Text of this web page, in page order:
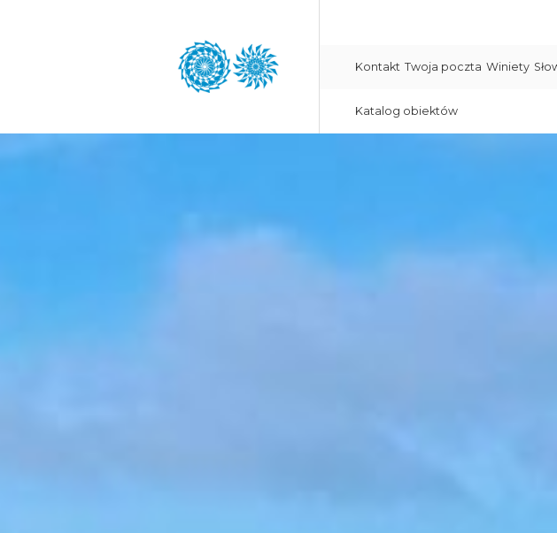
Kontakt Twoja poczta Winiety
Katalog obiektów